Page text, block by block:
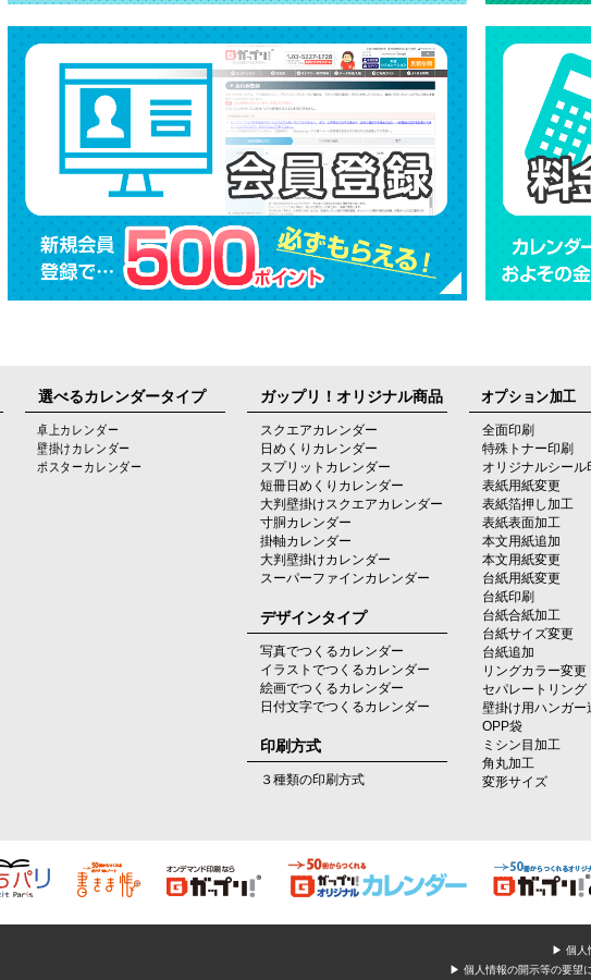
選べるカレンダータイプ
卓上カレンダー
壁掛けカレンダー
ポスターカレンダー
ガップリ！オリジナル商品
スクエアカレンダー
日めくりカレンダー
スプリットカレンダー
短冊日めくりカレンダー
大判壁掛けスクエアカレンダー
寸胴カレンダー
掛軸カレンダー
大判壁掛けカレンダー
スーパーファインカレンダー
デザインタイプ
写真でつくるカレンダー
イラストでつくるカレンダー
絵画でつくるカレンダー
日付文字でつくるカレンダー
印刷方式
３種類の印刷方式
オプション加工
全面印刷
特殊トナー印刷
オリジナルシール
表紙用紙変更
表紙箔押し加工
表紙表面加工
本文用紙追加
本文用紙変更
台紙用紙変更
台紙印刷
台紙合紙加工
台紙サイズ変更
台紙追加
リングカラー変更
セパレートリング
壁掛け用ハンガー
OPP袋
ミシン目加工
角丸加工
変形サイズ
▶ 個人
▶ 個人情報の開示等の要望